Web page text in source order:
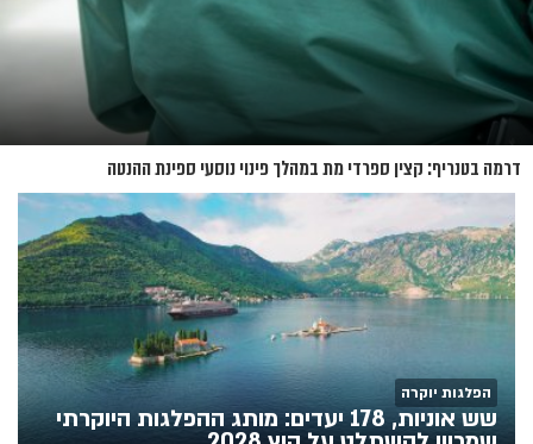
דרמה בטנריף: קצין ספרדי מת במהלך פינוי נוסעי ספינת ההנטה
הפלגות יוקרה
שש אוניות, 178 יעדים: מותג ההפלגות היוקרתי